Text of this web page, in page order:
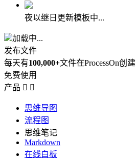
夜以继日更新模板中...
加载中...
发布文件
每天有100,000+文件在ProcessOn创建
免费使用
产品  
思维导图
流程图
思维笔记
Markdown
在线白板